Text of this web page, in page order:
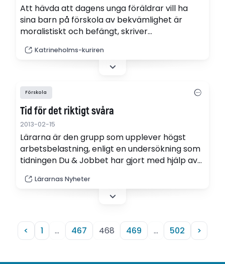
Att hävda att dagens unga föräldrar vill ha
sina barn på förskola av bekvämlighet är
moralistiskt och befängt, skriver
Katrineholms-kuriren
Förskola
Tid för det riktigt svåra
2013-02-15
Lärarna är den grupp som upplever högst
arbetsbelastning, enligt en undersökning som
tidningen Du & Jobbet har gjort med hjälp av
fritidspedagoger, bland dem som har haft
samma yrke de senaste fem åren, säger 77
Lärarnas Nyheter
< 1 … 467 468 469 … 502 >